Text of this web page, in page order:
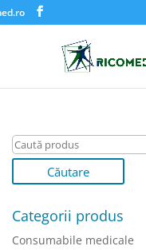
Categorii produs
Consumabile medicale